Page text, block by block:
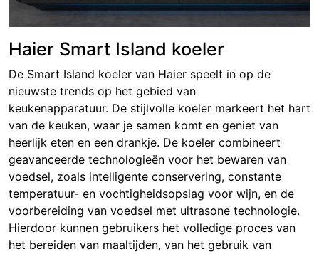
Haier Smart Island koeler
De Smart Island koeler van Haier speelt in op de
nieuwste trends op het gebied van
keukenapparatuur. De stijlvolle koeler markeert het hart
van de keuken, waar je samen komt en geniet van
heerlijk eten en een drankje. De koeler combineert
geavanceerde technologieën voor het bewaren van
voedsel, zoals intelligente conservering, constante
temperatuur- en vochtigheidsopslag voor wijn, en de
voorbereiding van voedsel met ultrasone technologie.
Hierdoor kunnen gebruikers het volledige proces van
het bereiden van maaltijden, van het gebruik van